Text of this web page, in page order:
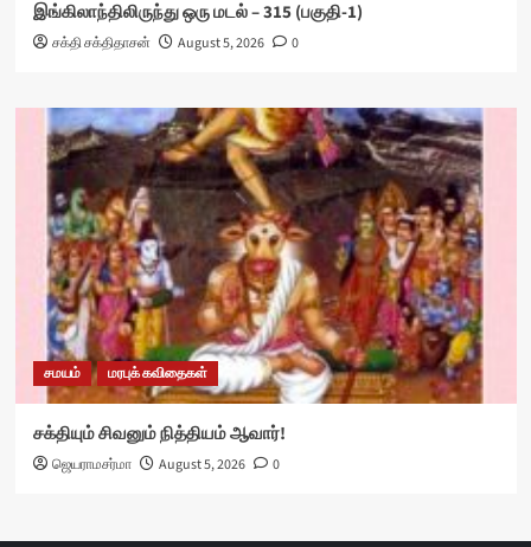
இங்கிலாந்திலிருந்து ஒரு மடல் – 315 (பகுதி-1)
சக்தி சக்திதாசன் August 5, 2026 0
சமயம் மரபுக் கவிதைகள்
சக்தியும் சிவனும் நித்தியம் ஆவார்!
ஜெயராமசர்மா August 5, 2026 0